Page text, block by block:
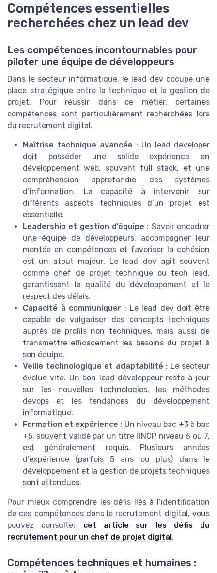
Compétences essentielles
recherchées chez un lead dev
Les compétences incontournables pour
piloter une équipe de développeurs
Dans le secteur informatique, le lead dev occupe une
place stratégique entre la technique et la gestion de
projet. Pour réussir dans ce métier, certaines
compétences sont particulièrement recherchées lors
du recrutement digital.
Maîtrise technique avancée : Un lead developer
doit posséder une solide expérience en
développement web, souvent full stack, et une
compréhension approfondie des systèmes
d’information. La capacité à intervenir sur
différents aspects techniques d’un projet est
essentielle.
Leadership et gestion d’équipe : Savoir encadrer
une équipe de développeurs, accompagner leur
montée en compétences et favoriser la cohésion
est un atout majeur. Le lead dev agit souvent
comme chef de projet technique ou tech lead,
garantissant la qualité du développement et le
respect des délais.
Capacité à communiquer : Le lead dev doit être
capable de vulgariser des concepts techniques
auprès de profils non techniques, mais aussi de
transmettre efficacement les besoins du projet à
son équipe.
Veille technologique et adaptabilité : Le secteur
évolue vite. Un bon lead développeur reste à jour
sur les nouvelles technologies, les méthodes
devops et les tendances du développement
informatique.
Formation et expérience : Un niveau bac +3 à bac
+5, souvent validé par un titre RNCP niveau 6 ou 7,
est généralement requis. Plusieurs années
d’expérience (parfois 5 ans ou plus) dans le
développement et la gestion de projets techniques
sont attendues.
Pour mieux comprendre les défis liés à l’identification
de ces compétences dans le recrutement digital, vous
pouvez consulter cet article sur les défis du
recrutement pour un chef de projet digital.
Compétences techniques et humaines :